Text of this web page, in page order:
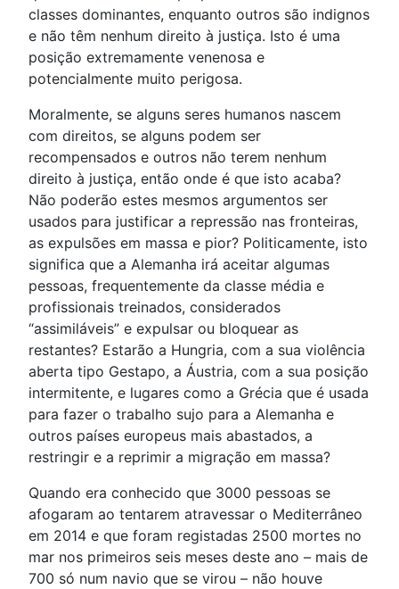
classes dominantes, enquanto outros são indignos
e não têm nenhum direito à justiça. Isto é uma
posição extremamente venenosa e
potencialmente muito perigosa.
Moralmente, se alguns seres humanos nascem
com direitos, se alguns podem ser
recompensados e outros não terem nenhum
direito à justiça, então onde é que isto acaba?
Não poderão estes mesmos argumentos ser
usados para justificar a repressão nas fronteiras,
as expulsões em massa e pior? Politicamente, isto
significa que a Alemanha irá aceitar algumas
pessoas, frequentemente da classe média e
profissionais treinados, considerados
“assimiláveis” e expulsar ou bloquear as
restantes? Estarão a Hungria, com a sua violência
aberta tipo Gestapo, a Áustria, com a sua posição
intermitente, e lugares como a Grécia que é usada
para fazer o trabalho sujo para a Alemanha e
outros países europeus mais abastados, a
restringir e a reprimir a migração em massa?
Quando era conhecido que 3000 pessoas se
afogaram ao tentarem atravessar o Mediterrâneo
em 2014 e que foram registadas 2500 mortes no
mar nos primeiros seis meses deste ano – mais de
700 só num navio que se virou – não houve